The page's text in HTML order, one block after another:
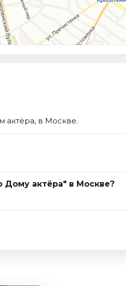
актёра, в Москве.
Дому актёра" в Москве?